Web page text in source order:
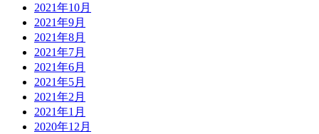
2021年10月
2021年9月
2021年8月
2021年7月
2021年6月
2021年5月
2021年2月
2021年1月
2020年12月